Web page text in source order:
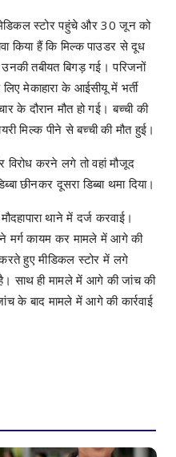
मेडिकल स्टोर पहुंचे और 30 जून को
किया हैं कि मिल्क पाउडर से दूध
उनकी तबीयत बिगड़ गई। परिजनों
मेकाहारा के आईसीयू में भर्ती
के दौरान मौत हो गई। बच्ची की
मिल्क पीने से बच्ची की मौत हुई।
करने लगे तो वहां मौजूद
छीनकर दूसरा डिब्बा थमा दिया।
थाने में दर्ज करवाई।
ने मर्ग कायम कर मामले में आगे की
हुए मीडिकल स्टोर में लगे
साथ ही मामले में आगे की जांच की
के बाद मामले में आगे की कार्रवाई